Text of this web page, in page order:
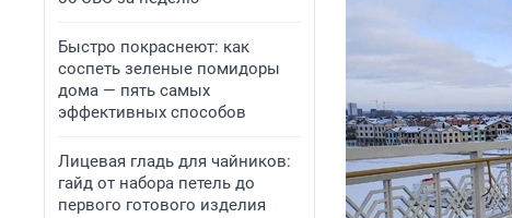
Быстро покраснеют: как
соспеть зеленые помидоры
дома — пять самых
эффективных способов
Лицевая гладь для чайников:
гайд от набора петель до
первого готового изделия